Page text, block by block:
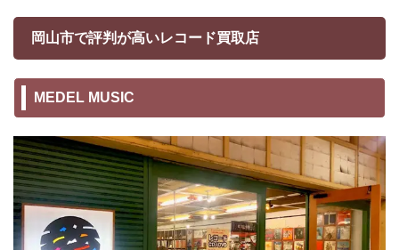
岡山市で評判が高いレコード買取店
MEDEL MUSIC